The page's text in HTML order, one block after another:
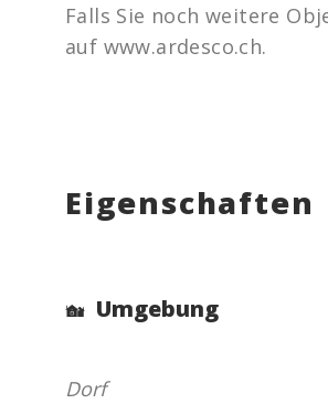
Falls Sie noch weitere
auf www.ardesco.ch.
Eigenschaften
Umgebung
Dorf